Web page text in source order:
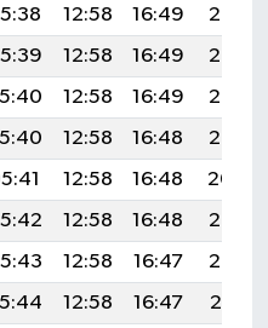
12:58 16:49
20:08
12:58 16:49
20:07
12:58 16:49
20:06
12:58 16:48
20:05
12:58 16:48
20:04
12:58 16:48
20:03
12:58 16:47
20:02
12:58 16:47
20:01